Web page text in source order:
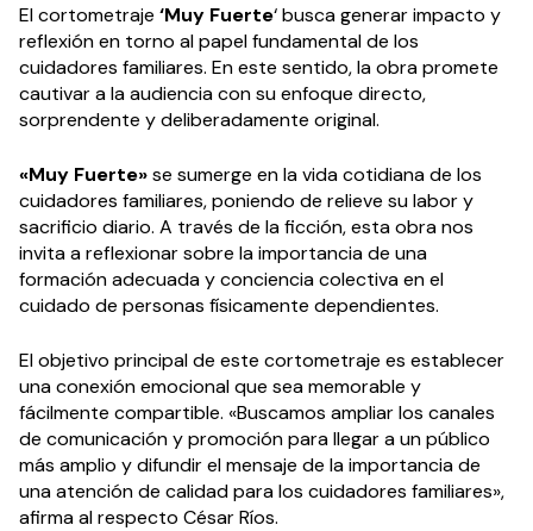
El cortometraje ‘Muy Fuerte‘ busca generar impacto y
reflexión en torno al papel fundamental de los
cuidadores familiares. En este sentido, la obra promete
cautivar a la audiencia con su enfoque directo,
sorprendente y deliberadamente original.
«Muy Fuerte»se sumerge en la vida cotidiana de los
cuidadores familiares, poniendo de relieve su labor y
sacrificio diario. A través de la ficción, esta obra nos
invita a reflexionar sobre la importancia de una
formación adecuada y conciencia colectiva en el
cuidado de personas físicamente dependientes.
El objetivo principal de este cortometraje es establecer
una conexión emocional que sea memorable y
fácilmente compartible. «Buscamos ampliar los canales
de comunicación y promoción para llegar a un público
más amplio y difundir el mensaje de la importancia de
una atención de calidad para los cuidadores familiares»,
afirma al respecto César Ríos.